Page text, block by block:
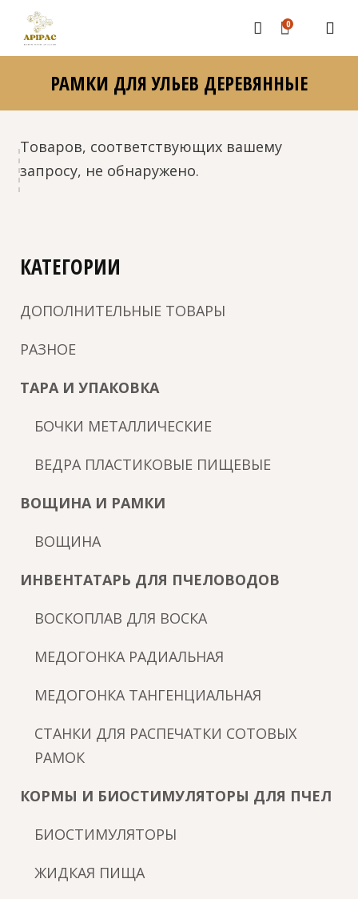
0
РАМКИ ДЛЯ УЛЬЕВ ДЕРЕВЯННЫЕ
Товаров, соответствующих вашему
запросу, не обнаружено.
КАТЕГОРИИ
ДОПОЛНИТЕЛЬНЫЕ ТОВАРЫ
РАЗНОЕ
ТАРА И УПАКОВКА
БОЧКИ МЕТАЛЛИЧЕСКИЕ
ВЕДРА ПЛАСТИКОВЫЕ ПИЩЕВЫЕ
ВОЩИНА И РАМКИ
ВОЩИНА
ИНВЕНТАТАРЬ ДЛЯ ПЧЕЛОВОДОВ
ВОСКОПЛАВ ДЛЯ ВОСКА
МЕДОГОНКА РАДИАЛЬНАЯ
МЕДОГОНКА ТАНГЕНЦИАЛЬНАЯ
СТАНКИ ДЛЯ РАСПЕЧАТКИ СОТОВЫХ
РАМОК
КОРМЫ И БИОСТИМУЛЯТОРЫ ДЛЯ ПЧЕЛ
БИОСТИМУЛЯТОРЫ
ЖИДКАЯ ПИЩА